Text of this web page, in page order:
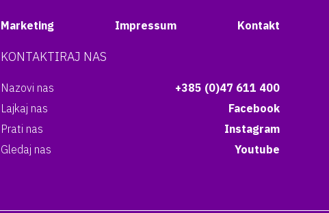
Marketing Impressum Kontakt
KONTAKTIRAJ NAS
Nazovi nas
+385 (0)47 611 400
Lajkaj nas
Facebook
Prati nas
Instagram
Gledaj nas
Youtube